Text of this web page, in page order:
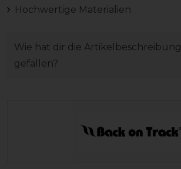
Hochwertige Materialien
Wie hat dir die Artikelbeschreibung
gefallen?